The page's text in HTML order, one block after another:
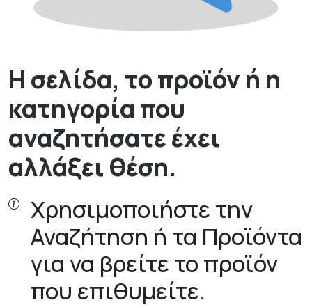
Η σελίδα, το προϊόν ή η
κατηγορία που
αναζητήσατε έχει
αλλάξει θέση.
Χρησιμοποιήστε την
Αναζήτηση ή τα Προϊόντα
για να βρείτε το προϊόν
που επιθυμείτε.